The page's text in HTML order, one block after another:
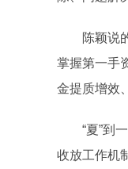
陈颖说的
掌握第一手
金提质增效
“夏”到一
收放工作机